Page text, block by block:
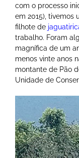
com o processo
em 2015), tivemos
filhote de
trabalho. Foram
magnífica de um
menos vinte anos
montante de Pão
Unidade de